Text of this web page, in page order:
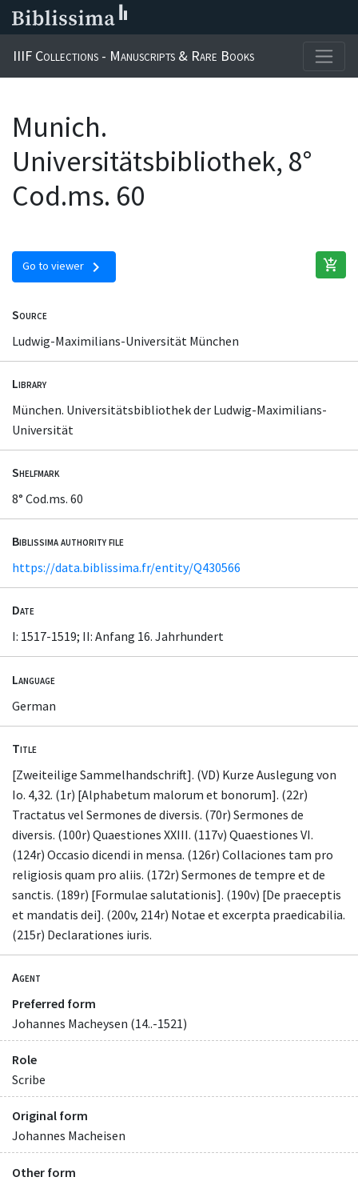
IIIF Collections - Manuscripts & Rare Books
Munich.
Universitätsbibliothek, 8°
Cod.ms. 60
Go to viewer chevron_right add_shopping_cart
Source
Ludwig-Maximilians-Universität München
Library
München. Universitätsbibliothek der Ludwig-Maximilians-
Universität
Shelfmark
8° Cod.ms. 60
Biblissima authority file
https://data.biblissima.fr/entity/Q430566
Date
I: 1517-1519; II: Anfang 16. Jahrhundert
Language
German
Title
[Zweiteilige Sammelhandschrift]. (VD) Kurze Auslegung von
Io. 4,32. (1r) [Alphabetum malorum et bonorum]. (22r)
Tractatus vel Sermones de diversis. (70r) Sermones de
diversis. (100r) Quaestiones XXIII. (117v) Quaestiones VI.
(124r) Occasio dicendi in mensa. (126r) Collaciones tam pro
religiosis quam pro aliis. (172r) Sermones de tempre et de
sanctis. (189r) [Formulae salutationis]. (190v) [De praeceptis
et mandatis dei]. (200v, 214r) Notae et excerpta praedicabilia.
(215r) Declarationes iuris.
Agent
Preferred form
Johannes Macheysen (14..-1521)
Role
Scribe
Original form
Johannes Macheisen
Other form